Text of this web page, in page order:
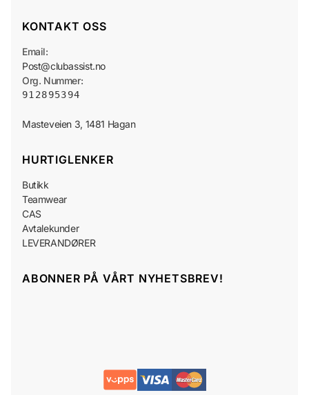
KONTAKT OSS
Email:
Post@clubassist.no
Org. Nummer:
912895394
Masteveien 3, 1481 Hagan
HURTIGLENKER
Butikk
Teamwear
CAS
Avtalekunder
LEVERANDØRER
ABONNER PÅ VÅRT NYHETSBREV!